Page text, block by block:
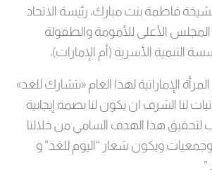
فاطمة بنت مبارك، رئيسة الاتحاد
المجلس الأعلى للأمومة والطفولة
التنمية الأسرية (أم الإمارات)،
الإماراتية لهذا العام «نتشارك للغد»
لنا الشرف ان يكون لنا بصمة إيجابية
هذا الهدف السامي من خلالنا
ويكون شعار “اليوم للغد” و